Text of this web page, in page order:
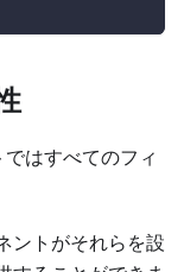
はすべてのフィ
ントがそれらを設